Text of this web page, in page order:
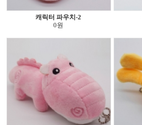
캐릭터 파우치-2
0원